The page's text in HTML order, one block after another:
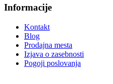
Informacije
Kontakt
Blog
Prodajna mesta
Izjava o zasebnosti
Pogoji poslovanja